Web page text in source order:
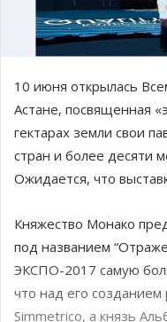
10 июня открылась
Астане, посвященная
гектарах земли свои
стран и более десяти
Ожидается, что
Княжество Монако
под названием
ЭКСПО-2017 самую
что над его созданием
Simmetrico, а князь